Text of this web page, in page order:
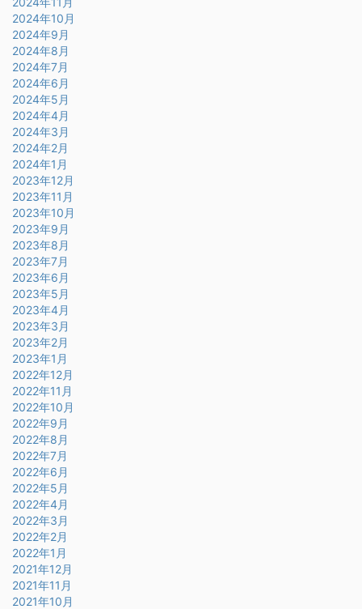
2024年10月
2024年9月
2024年8月
2024年7月
2024年6月
2024年5月
2024年4月
2024年3月
2024年2月
2024年1月
2023年12月
2023年11月
2023年10月
2023年9月
2023年8月
2023年7月
2023年6月
2023年5月
2023年4月
2023年3月
2023年2月
2023年1月
2022年12月
2022年11月
2022年10月
2022年9月
2022年8月
2022年7月
2022年6月
2022年5月
2022年4月
2022年3月
2022年2月
2022年1月
2021年12月
2021年11月
2021年10月